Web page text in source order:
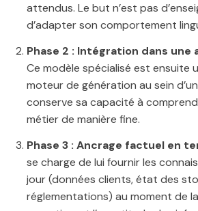
attendus. Le but n’est pas
d’adapter son comportement
Phase 2 : Intégration dans une
Ce modèle spécialisé est ensuite
moteur de génération au sein
conserve sa capacité à
métier de manière fine.
Phase 3 : Ancrage factuel en
se charge de lui fournir les
jour (données clients, état des
réglementations) au moment de